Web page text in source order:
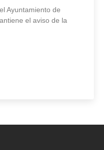
Ayuntamiento de
el aviso de la